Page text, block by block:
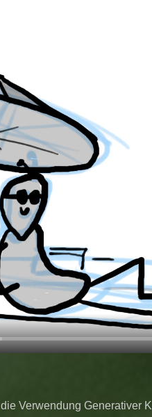
Verwendung Generativer